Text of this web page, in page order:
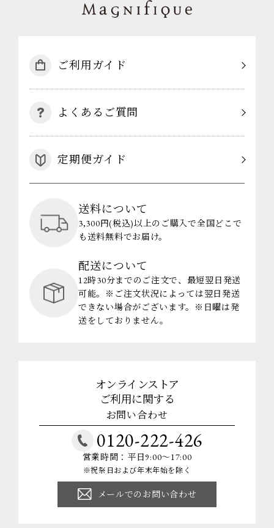
ご利用ガイド
よくあるご質問
定期便ガイド
送料について
3,300円(税込)以上のご購入で全国どこで
も送料無料でお届け。
配送について
12時30分までのご注文で、最短翌日発送
可能。※ご注文状況によっては翌日発送
できない場合がございます。※日曜は発
送をしておりません。
オンラインストア
ご利用に関する
お問い合わせ
0120-222-426
営業時間：平日9:00～17:00
※祝祭日および年末年始を除く
メールでのお問い合わせ